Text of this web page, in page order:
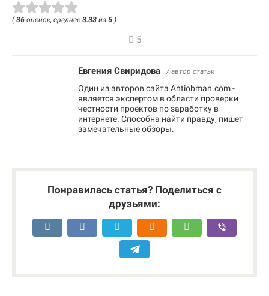
(36 оценок, среднее 3.33 из 5 )
5
Евгения Свиридова / автор статьи
Один из авторов сайта Antiobman.com -
является экспертом в области проверки
честности проектов по заработку в
интернете. Способна найти правду, пишет
замечательные обзоры.
Понравилась статья? Поделиться с
друзьями: